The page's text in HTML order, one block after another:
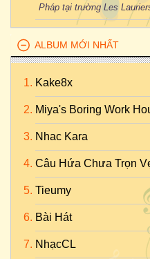
Pháp tại trường Les
ALBUM MỚI NHẤT
Kake8x
Miya's Boring Work
Nhac Kara
Câu Hứa Chưa Trọn
Tieumy
Bài Hát
NhạcCL